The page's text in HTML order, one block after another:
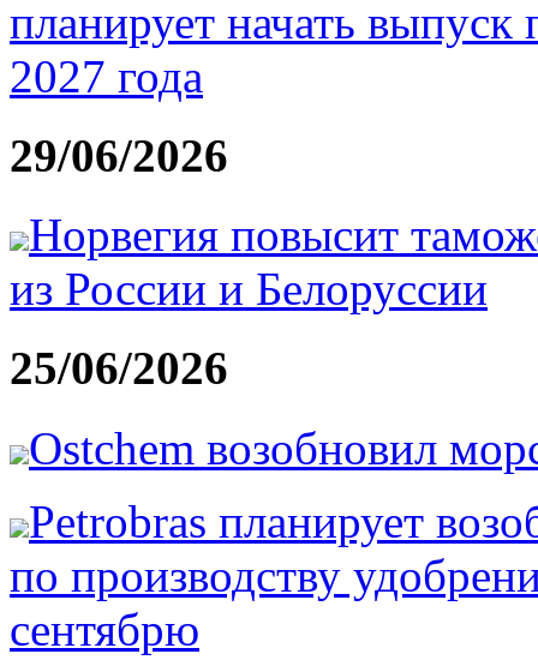
планирует начать
2027 года
29/06/2026
Норвегия повысит
из России и Белоруссии
25/06/2026
Ostchem возобновил
Petrobras планирует
по производству
сентябрю